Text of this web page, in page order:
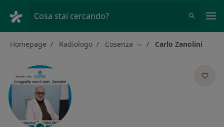
Cosa stai cercando?
Homepage Radiologo Cosenza Cambia città
Carlo Zanolini